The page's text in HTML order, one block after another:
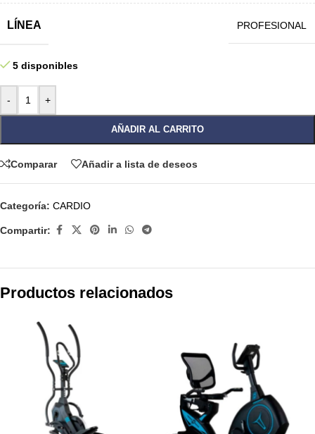
LÍNEA PROFESIONAL
5 disponibles
- +
AÑADIR AL CARRITO
Comparar Añadir a lista de deseos
Categoría: CARDIO
Compartir:
Productos relacionados